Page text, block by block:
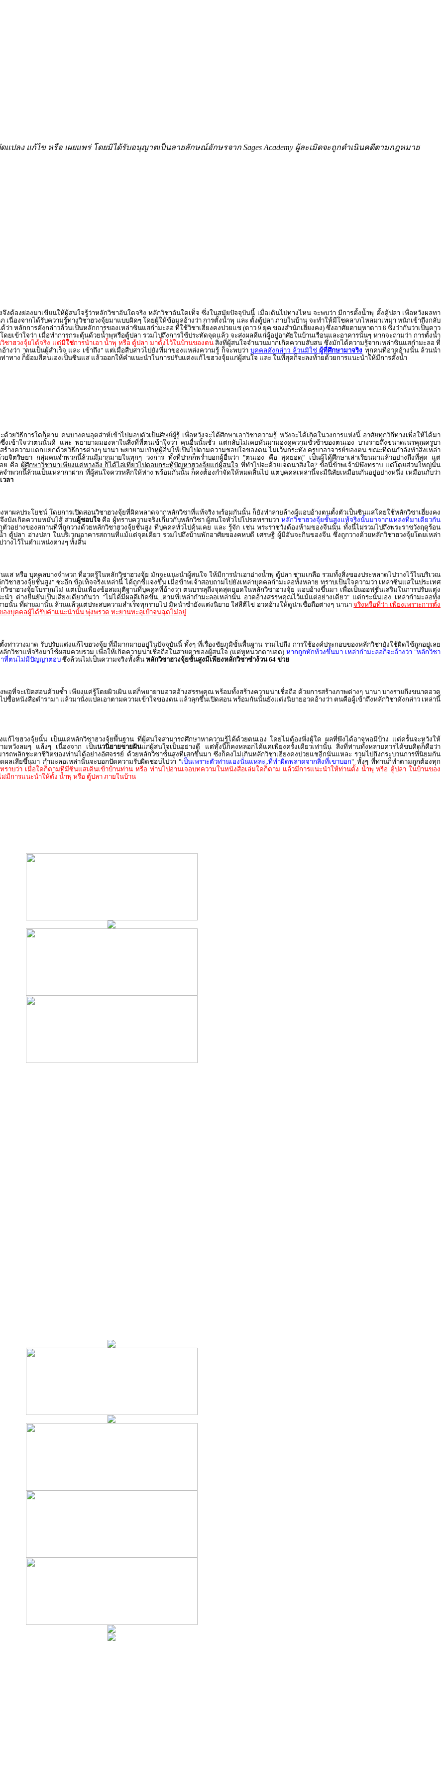
แปลง แก้ไข หรือ เผยแพร่ โดยมิได้รับอนุญาตเป็นลายลักษณ์อักษรจาก Sages Academy ผู้ละเมิดจะถูกดำเนินคดีตามกฎหมาย
งต้องย่องมาเขียนให้ผู้สนใจรู้ว่าหลักวิชาอันใดจริง หลักวิชาอันใดเท็จ ซึ่งในสมัยปัจจุบันนี้ เมื่อเดินไปทางไหน จะพบว่า มีการตั้งน้ำพุ ตั้งตู้ปลา เพื่อหวังผลทา
เนื่องจากได้รับความรู้ทางวิชาฮวงจุ้ยมาแบบผิดๆ โดยผู้ให้ข้อมูลอ้างว่า การตั้งน้ำพุ และ ตั้งตู้ปลา ภายในบ้าน จะทำให้มีโชคลาภไหลมาเทมา หนักเข้าถึงกลับ
า หลักการดังกล่าวล้วนเป็นหลักการของเหล่าซินแสกำมะลอ ที่ใช้วิชาเฮี่ยงคงปวยแช (ดาว 9 ยุค ของสำนักเฮี่ยงคง) ซึ่งอาศัยตามหาดาว 8 ซึ่งว่ากันว่าเป็นดาว
ยเข้าใจว่า เมื่อทำการกระตุ้นด้วยน้ำพุหรือตู้ปลา รวมไปถึงการใช้ประทัดจุดแล้ว จะส่งผลดีแก่ผู้อยู่อาศัยในบ้านเรือนและอาคารนั้นๆ หากจะถามว่า การตั้งน้ำ
ชาฮวงจุ้ยได้จริง แต่มิใช่การนำเอา น้ำพุ หรือ ตู้ปลา มาตั้งไว้ในบ้านของตนสิ่งที่ผู้สนใจจำนวนมากเกิดความสับสน ซึ่งมักได้ความรู้จากเหล่าซินแสกำมะลอ ที่
างว่า "ตนเป็นผู้สำเร็จ และ เข้าถึง" แต่เมื่อสืบสาวไปยังที่มาของแหล่งความรู้ ก็จะพบว่าบุคคลดังกล่าว ล้วนมิใช่ผู้ที่ศึกษามาจริง ทุกคนที่อวดอ้างนั้น ล้วนนำ
าทาง ก็ย้อมสีตนเองเป็นซินแส แล้วออกให้คำแนะนำในการปรับแต่งแก้ไขฮวงจุ้ยแก่ผู้สนใจ และ ในที่สุดก็จะลงท้ายด้วยการแนะนำให้มีการตั้งน้ำ
ยวิธีการใดก็ตาม คนบางคนอุตส่าห์เข้าไปมอบตัวเป็นศิษย์ผู้รู้ เพื่อหวังจะได้ศึกษาเอาวิชาความรู้ หวังจะได้เกิดในวงการแห่งนี้ อาศัยทุกวิถีทางเพื่อให้ได้มา
เข้าใจว่าตนนั้นดี และ พยายามมองหาในสิ่งที่ที่ตนเข้าใจว่า คนอื่นนั้นชั่ว แต่กลับไม่เคยหันมามองดูความชั่วช้าของตนเอง บางรายถึงขนาดเนรคุณครูบา
งความแตกแยกด้วยวิธีการต่างๆ นานา พยายามเป่าหูผู้อื่นให้เป็นไปตามความชอบใจของตน ไม่เว้นกระทั่ง ครูบาอาจารย์ของตน ขณะที่ตนกำลังทำสิ่งเหล่า
ยจิตริษยา กลุ่มคนจำพวกนี้ล้วนมีมากมายในทุกๆ วงการ ทั้งที่ปากก็พร่ำบอกผู้อื่นว่า "ตนเอง คือ สุดยอด" เป็นผู้ได้ศึกษาเล่าเรียนมาแล้วอย่างถึงที่สุด แต่
ย คือ ผู้ศึกษาวิชามาเพียงแค่หางอึ่ง ก็ได้ไล่เที่ยวไปตอบกระทู้ปัญหาฮวงจุ้ยแก่ผู้สนใจ ที่ทำไปจะด้วยเจตนาสิ่งใด? ข้อนี้ข้าพเจ้ามิพึงทราบ แต่โดยส่วนใหญ่นั้น
จำพวกนี้ล้วนเป็นเหล่ากาฝาก ที่ผู้สนใจควรหลีกให้ห่าง พร้อมกันนั้น ก็คงต้องกำจัดให้หมดสิ้นไป แต่บุคคลเหล่านี้จะมีนิสัยเหมือนกันอยู่อย่างหนึ่ง เหมือนกับว่า
วลา
ผลประโยชน์ โดยการเปิดสอนวิชาฮวงจุ้ยที่ผิดพลาดจากหลักวิชาที่แท้จริง พร้อมกันนั้น ก็ยังทำลายล้างผู้แอบอ้างตนตั้งตัวเป็นซินแสโดยใช้หลักวิชาเฮี่ยงคง
งบังเกิดความหมั่นไส้ ส่วนผู้ชอบใจคือ ผู้ทราบความจริงเกี่ยวกับหลักวิชา ผู้สนใจทั่วไปโปรดทราบว่าหลักวิชาฮวงจุ้ยชั้นสูงแท้จริงนั้นมาจากแหล่งที่มาเดียวกัน
ตัวอย่างของสถานที่ที่ถูกวางด้วยหลักวิชาฮวงจุ้ยชั้นสูง ที่บุคคลทั่วไปคุ้นเคย และ รู้จัก เช่น พระราชวังต้องห้ามของจีนนั้น ทั้งนี้ไม่รวมไปถึงพระราชวังฤดูร้อน
ตู้ปลา อ่างปลา ในบริเวณอาคารสถานที่แม้แต่จุดเดียว รวมไปถึงบ้านพักอาศัยของคหบดี เศรษฐี ผู้มีอันจะกินของจีน ซึ่งถูกวางด้วยหลักวิชาฮวงจุ้ยโดยเหล่า
วางไว้ในตำแหน่งต่างๆ ทั้งสิ้น
ส หรือ บุคคลบางจำพวก ที่อวดรู้ในหลักวิชาฮวงจุ้ย มักจะแนะนำผู้สนใจ ให้มีการนำเอาอ่างน้ำพุ ตู้ปลา ชามเกลือ รวมทั้งสิ่งของประหลาดไปวางไว้ในบริเวณ
ชาฮวงจุ้ยชั้นสูง" ซะอีก ข้อเท็จจริงเหล่านี้ ได้ถูกชี้แจงขึ้น เมื่อข้าพเจ้าสอบถามไปยังเหล่าบุคคลกำมะลอทั้งหลาย ทราบเป็นใจความว่า เหล่าซินแสในประเทศ
ชาฮวงจุ้ยโบราณไม่ แต่เป็นเพียงข้อสมมุติฐานที่บุคคลที่อ้างว่า ตนบรรลุถึงจุดสุดยอดในหลักวิชาฮวงจุ้ย แอบอ้างขึ้นมา เพื่อเป็นออฟชั่นเสริมในการปรับแต่ง
ำ ต่างยืนยันเป็นเสียงเดียวกันว่า "ไม่ได้มีผลดีเกิดขึ้น...ตามที่เหล่ากำมะลอเหล่านั้น อวดอ้างสรรพคุณไว้แม้แต่อย่างเดียว" แต่กระนั้นเอง เหล่ากำมะลอทั้ง
ยนั้น ที่ผ่านมานั้น ล้วนแล้วแต่ประสบความสำเร็จทุกรายไป มิหนำซำยังแต่งนิยาย ใส่สีตีไข่ อวดอ้างให้ดูน่าเชื่อถือต่างๆ นานาจริงหรือที่ว่า เพียงเพราะการตั้ง
องบุคคลผู้ได้รับคำแนะนำนั้น พุ่งพรวด ทะยานทะลุเป้าจนฉุดไม่อยู่
ท่าวางมาด รับปรับแต่งแก้ไขฮวงจุ้ย ที่มีมากมายอยู่ในปัจจุบันนี้ ทั้งๆ ที่เรื่องชัยภูมิขั้นพื้นฐาน รวมไปถึง การใช้องค์ประกอบของหลักวิชายังใช้ผิดใช้ถูกอยู่เลย
กวิชาแท้จริงมาใช้ผสมควบรวม เพื่อให้เกิดความน่าเชื่อถือในสายตาของผู้สนใจ (แต่หูหนวกตาบอด) หากถูกทักท้วงขึ้นมา เหล่ากำมะลอก็จะอ้างว่า "หลักวิชา
าที่ตนไม่มีปัญญาตอบ ซึ่งล้วนไม่เป็นความจริงทั้งสิ้น หลักวิชาฮวงจุ้ยชั้นสูงมีเพียงหลักวิชาซำง้วน 64 ข่วย
พอที่จะเปิดสอนด้วยซ้ำ เพียงแค่รู้โดยผิวเผิน แต่ก็พยายามอวดอ้างสรรพคุณ พร้อมทั้งสร้างความน่าเชื่อถือ ด้วยการสร้างภาพต่างๆ นานา บางรายถึงขนาดอวด
ไปซื้อหนังสือตำรามา แล้วมานั่งแปลเอาตามความเข้าใจของตน แล้วลุกขึ้นเปิดสอน พร้อมกันนั้นยังแต่งนิยายอวดอ้างว่า ตนคือผู้เข้าถึงหลักวิชาดังกล่าว เหล่านี้
แก้ไขฮวงจุ้ยนั้น เป็นแค่หลักวิชาฮวงจุ้ยพื้นฐาน ที่ผู้สนใจสามารถศึกษาหาความรู้ได้ด้วยตนเอง โดยไม่ต้องพึ่งผู้ใด ผลที่พึงได้อาจพอมีบ้าง แต่ครั้นจะหวังให้
มหวังลมๆ แล้งๆ เนื่องจาก เป็นนวนิยายขายฝันแก่ผู้สนใจเป็นอย่างดี แต่ทั้งนี้ก็คงหลอกได้แค่เพียงครั้งเดียวเท่านั้น สิ่งที่ท่านทั้งหลายควรได้ขบคิดก็คือว่า
รถพลิกชะตาชีวิตของท่านได้อย่างอัศจรรย์ ด้วยหลักวิชาชั้นสูงที่เสกขึ้นมา ซึ่งก็คงไม่เกินหลักวิชาเฮี่ยงคงปวยแชอีกนั่นแหละ รวมไปถึงกระบวนการที่นิยมกัน
ลเสียขึ้นมา กำมะลอเหล่านั้นจะบอกปัดความรับผิดชอบไปว่า "เป็นเพราะตัวท่านเองนั่นแหละ..ที่ทำผิดพลาดจากสิ่งที่เขาบอก" ทั้งๆ ที่ท่านก็ทำตามถูกต้องทุก
ราบว่า เมื่อใดก็ตามที่มีซินแสเดินเข้าบ้านท่าน หรือ ท่านไปอ่านเจอบทความในหนังสือเล่มใดก็ตาม แล้วมีการแนะนำให้ท่านตั้ง น้ำพุ หรือ ตู้ปลา ในบ้านของ
มีการแนะนำให้ตั้ง น้ำพุ หรือ ตู้ปลา ภายในบ้าน